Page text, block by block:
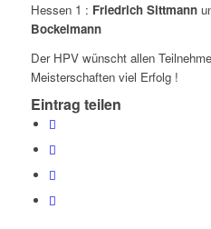
Hessen 1 : Friedrich Sittmann
Bockelmann
Der HPV wünscht allen
Meisterschaften viel Erfolg !
Eintrag teilen